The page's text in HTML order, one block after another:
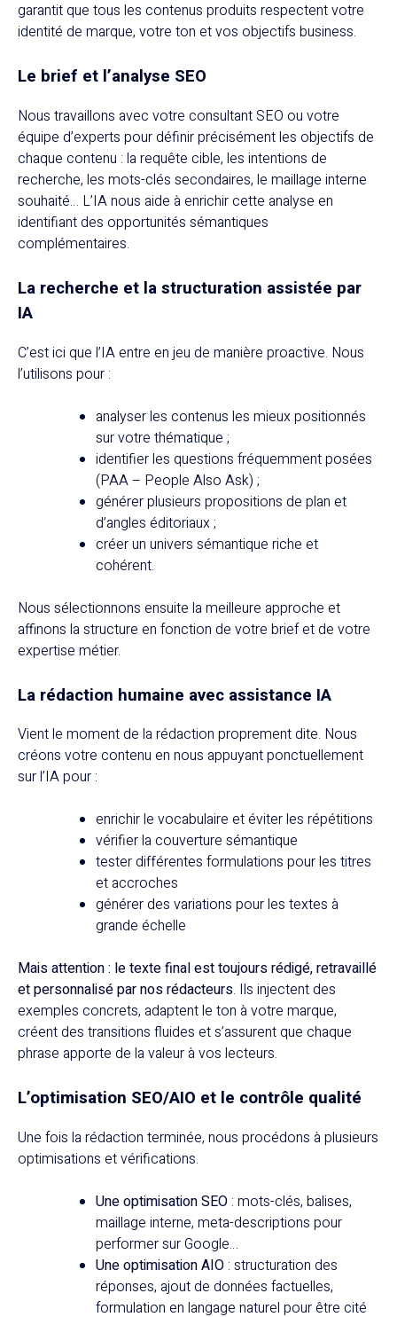
garantit que tous les contenus produits respectent votre
identité de marque, votre ton et vos objectifs business.
Le brief et l’analyse SEO
Nous travaillons avec votre consultant SEO ou votre
équipe d’experts pour définir précisément les objectifs de
chaque contenu : la requête cible, les intentions de
recherche, les mots-clés secondaires, le maillage interne
souhaité… L’IA nous aide à enrichir cette analyse en
identifiant des opportunités sémantiques
complémentaires.
La recherche et la structuration assistée par
IA
C’est ici que l’IA entre en jeu de manière proactive. Nous
l’utilisons pour :
analyser les contenus les mieux positionnés
sur votre thématique ;
identifier les questions fréquemment posées
(PAA – People Also Ask) ;
générer plusieurs propositions de plan et
d’angles éditoriaux ;
créer un univers sémantique riche et
cohérent.
Nous sélectionnons ensuite la meilleure approche et
affinons la structure en fonction de votre brief et de votre
expertise métier.
La rédaction humaine avec assistance IA
Vient le moment de la rédaction proprement dite. Nous
créons votre contenu en nous appuyant ponctuellement
sur l’IA pour :
enrichir le vocabulaire et éviter les répétitions
vérifier la couverture sémantique
tester différentes formulations pour les titres
et accroches
générer des variations pour les textes à
grande échelle
Mais attention : le texte final est toujours rédigé, retravaillé
et personnalisé par nos rédacteurs. Ils injectent des
exemples concrets, adaptent le ton à votre marque,
créent des transitions fluides et s’assurent que chaque
phrase apporte de la valeur à vos lecteurs.
L’optimisation SEO/AIO et le contrôle qualité
Une fois la rédaction terminée, nous procédons à plusieurs
optimisations et vérifications.
Une optimisation SEO : mots-clés, balises,
maillage interne, meta-descriptions pour
performer sur Google…
Une optimisation AIO : structuration des
réponses, ajout de données factuelles,
formulation en langage naturel pour être cité